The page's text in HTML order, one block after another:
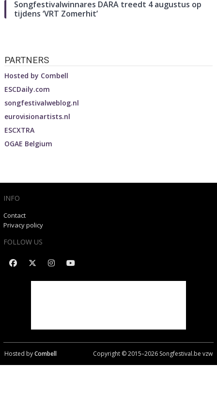
Songfestivalwinnares DARA treedt 4 augustus op
tijdens ‘VRT Zomerhit’
PARTNERS
Hosted by Combell
ESCDaily.com
songfestivalweblog.nl
eurovisionartists.nl
ESCXTRA
OGAE Belgium
INFO
Contact
Privacy policy
FOLLOW US
Hosted byCombell Copyright © 2015–2026Songfestival.be vzw